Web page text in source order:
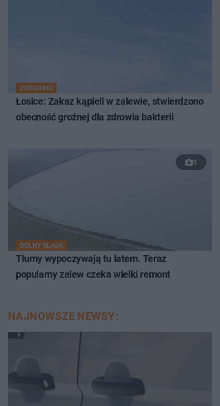
Z REGIONU
Łosice: Zakaz kąpieli w zalewie, stwierdzono
obecność groźnej dla zdrowia bakterii
5
DOLNY ŚLĄSK
Tłumy wypoczywają tu latem. Teraz
popularny zalew czeka wielki remont
NAJNOWSZE NEWSY: